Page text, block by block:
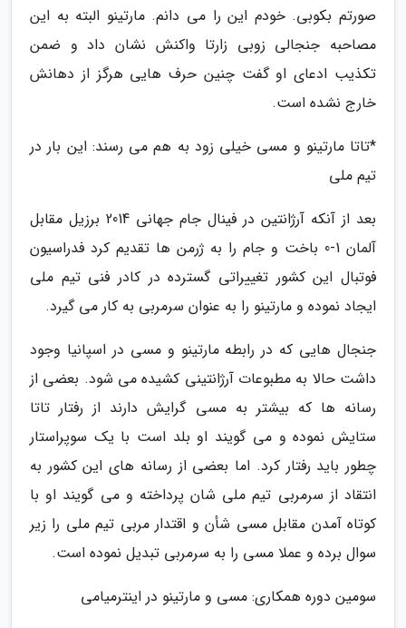
صورتم بکوبی. خودم این را می دانم. مارتینو البته به این
مصاحبه جنجالی زوبی زارتا واکنش نشان داد و ضمن
تکذیب ادعای او گفت چنین حرف هایی هرگز از دهانش
خارج نشده است.
*تاتا مارتینو و مسی خیلی زود به هم می رسند: این بار در
تیم ملی
بعد از آنکه آرژانتین در فینال جام جهانی 2014 برزیل مقابل
آلمان 1-0 باخت و جام را به ژرمن ها تقدیم کرد فدراسیون
فوتبال این کشور تغییراتی گسترده در کادر فنی تیم ملی
ایجاد نموده و مارتینو را به عنوان سرمربی به کار می گیرد.
جنجال هایی که در رابطه مارتینو و مسی در اسپانیا وجود
داشت حالا به مطبوعات آرژانتینی کشیده می شود. بعضی از
رسانه ها که بیشتر به مسی گرایش دارند از رفتار تاتا
ستایش نموده و می گویند او بلد است با یک سوپراستار
چطور باید رفتار کرد. اما بعضی از رسانه های این کشور به
انتقاد از سرمربی تیم ملی شان پرداخته و می گویند او با
کوتاه آمدن مقابل مسی شأن و اقتدار مربی تیم ملی را زیر
سوال برده و عملا مسی را به سرمربی تبدیل نموده است.
سومین دوره همکاری: مسی و مارتینو در اینترمیامی